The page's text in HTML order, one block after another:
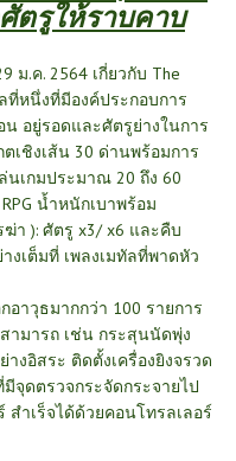
ตรูให้ราบคาบ
ม.ค. 2564 เกี่ยวกับ The
ที่หนึ่งที่มีองค์ประกอบการ
อยู่รอดและศัตรูย่างในการ
เชิงเส้น 30 ด่านพร้อมการ
เกมประมาณ 20 ถึง 60
น้ำหนักเบาพร้อม
า ): ศัตรู x3/ x6 และคืบ
เต็มที่ เพลงเมทัลที่พาดหัว
อาวุธมากกว่า 100 รายการ
ามารถ เช่น กระสุนนัดพุ่ง
งอิสระ ติดตั้งเครื่องยิงจรวด
จุดตรวจกระจัดกระจายไป
สำเร็จได้ด้วยคอนโทรลเลอร์